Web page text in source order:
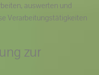
auswerten und
Verarbeitungstätigkeiten
zur